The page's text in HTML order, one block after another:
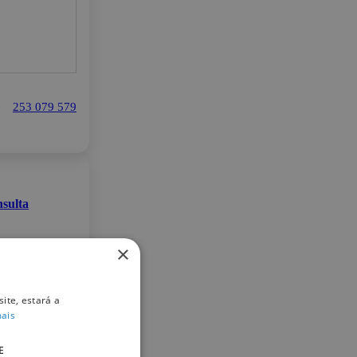
253 079 579
×
estará a